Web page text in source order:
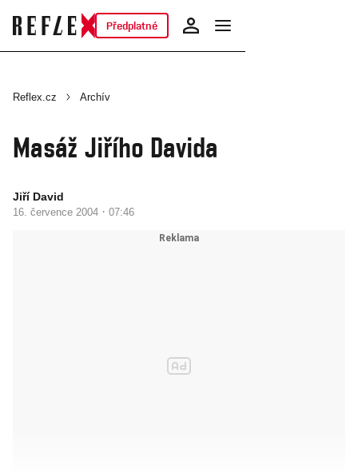
Předplatné
Reflex.cz Archív
Masáž Jiřího Davida
Jiří David
16. července 2004 · 07:46